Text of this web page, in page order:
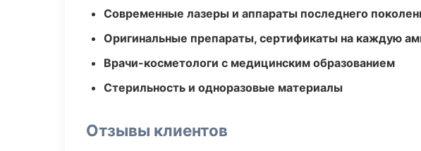
Современные лазеры и аппараты последнего
Оригинальные препараты, сертификаты на каждую
Врачи-косметологи с медицинским образованием
Стерильность и одноразовые материалы
Отзывы клиентов